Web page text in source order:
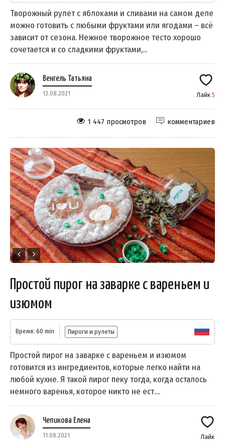
Творожный рулет с яблоками и сливами на самом деле
можно готовить с любыми фруктами или ягодами – всё
зависит от сезона. Нежное творожное тесто хорошо
сочетается и со сладкими фруктами,...
Венгель Татьяна
13.08.2021 Лайк 5
комментариев
1 447 просмотров
Простой пирог на заварке с вареньем и
изюмом
Время: 60 min Пироги и рулеты
Простой пирог на заварке с вареньем и изюмом
готовится из ингредиентов, которые легко найти на
любой кухне. Я такой пирог пеку тогда, когда осталось
немного варенья, которое никто не ест....
Чепикова Елена
11.08.2021 Лайк